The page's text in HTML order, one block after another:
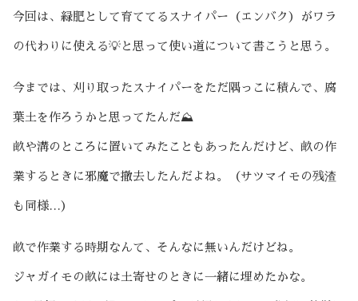
今回は、緑肥として育ててるスナイパー（エンバク）がワラ
の代わりに使える💡と思って使い道について書こうと思う。
今までは、刈り取ったスナイパーをただ隅っこに積んで、腐
葉土を作ろうかと思ってたんだ⛰
畝や溝のところに置いてみたこともあったんだけど、畝の作
業するときに邪魔で撤去したんだよね。（サツマイモの残渣
も同様…）
畝で作業する時期なんて、そんなに無いんだけどね。
ジャガイモの畝には土寄せのときに一緒に埋めたかな。